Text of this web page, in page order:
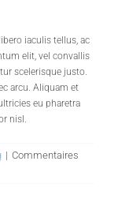
iaculis tellus, ac
elit, vel convallis
scelerisque justo.
arcu. Aliquam et
eu pharetra
nisl.
| Commentaires